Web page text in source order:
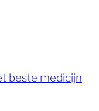
beste medicijn